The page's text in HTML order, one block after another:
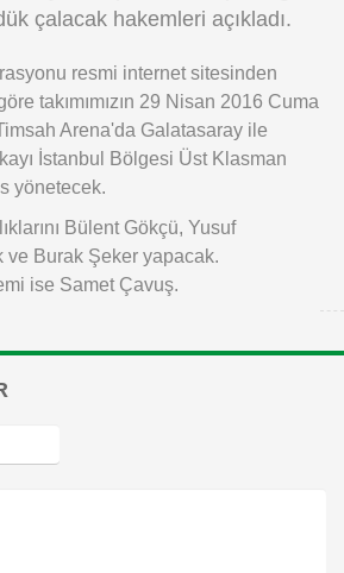
çalacak hakemleri açıkladı.
resmi internet sitesinden
takımımızın 29 Nisan 2016 Cuma
Arena'da Galatasaray ile
İstanbul Bölgesi Üst Klasman
yönetecek.
Bülent Gökçü, Yusuf
ve Burak Şeker yapacak.
ise Samet Çavuş.